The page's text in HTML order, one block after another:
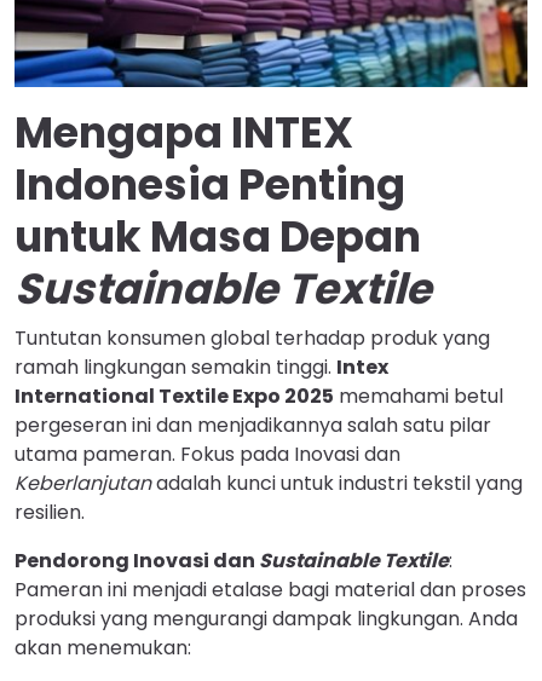
Mengapa INTEX
Indonesia Penting
untuk Masa Depan
Sustainable Textile
Tuntutan konsumen global terhadap produk yang
ramah lingkungan semakin tinggi. Intex
International Textile Expo 2025 memahami betul
pergeseran ini dan menjadikannya salah satu pilar
utama pameran. Fokus pada Inovasi dan
Keberlanjutanadalah kunci untuk industri tekstil yang
resilien.
Pendorong Inovasi dan Sustainable Textile:
Pameran ini menjadi etalase bagi material dan proses
produksi yang mengurangi dampak lingkungan. Anda
akan menemukan: